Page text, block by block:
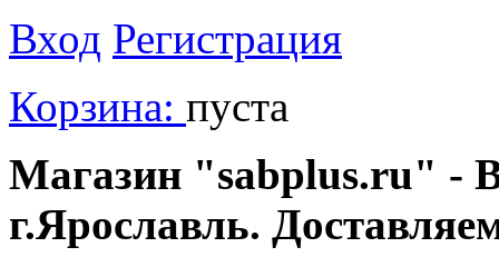
Вход Регистрация
Корзина: пуста
Магазин "sabplus.ru" -
г.Ярославль.